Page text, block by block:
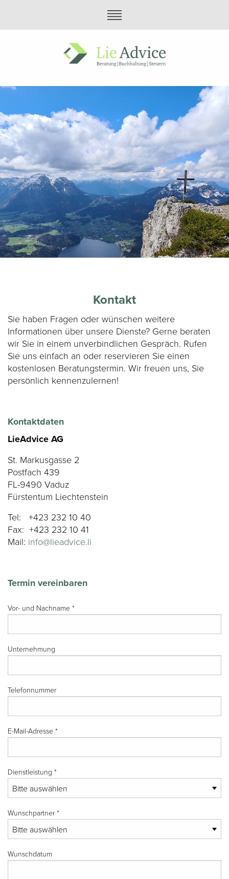
Steuern
Über uns
Offene Stellen
Kontakt
Impressum
Datenschutz
Kontakt
Sie haben Fragen oder wünschen weitere
Informationen über unsere Dienste? Gerne beraten
wir Sie in einem unverbindlichen Gespräch. Rufen
Sie uns einfach an oder reservieren Sie einen
kostenlosen Beratungstermin. Wir freuen uns, Sie
persönlich kennenzulernen!
Kontaktdaten
LieAdvice AG
St. Markusgasse 2
Postfach 439
FL-9490 Vaduz
Fürstentum Liechtenstein
Tel: +423 232 10 40
Fax: +423 232 10 41
Mail: info@lieadvice.li
Termin vereinbaren
Vor- und Nachname *
Unternehmung
Telefonnummer
E-Mail-Adresse *
Dienstleistung *
Wunschpartner*
Wunschdatum